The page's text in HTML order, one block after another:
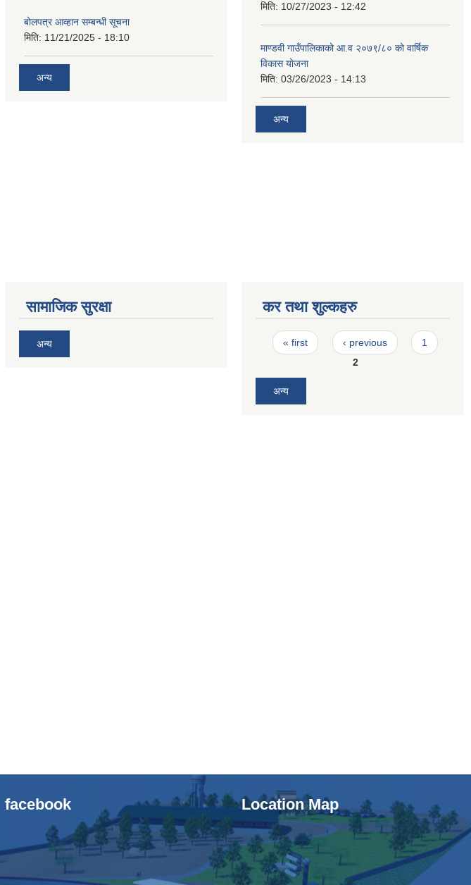
बोलपत्र आव्हान सम्बन्धी सूचना
मिति: 11/21/2025 - 18:10
अन्य
मिति: 10/27/2023 - 12:42
माण्डवी गाउँपालिकाको आ.व २०७९/८० को वार्षिक
विकास योजना
मिति: 03/26/2023 - 14:13
अन्य
सामाजिक सुरक्षा
अन्य
कर तथा शुल्कहरु
Pages
« first ‹ previous
1
2
अन्य
facebook Location Map